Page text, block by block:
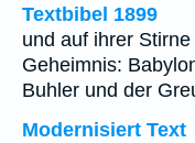
Textbibel 1899
und auf ihrer
Geheimnis:
Buhler und der
Modernisiert Text